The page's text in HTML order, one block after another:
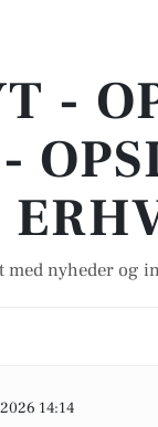
-
med nyheder og
14:14